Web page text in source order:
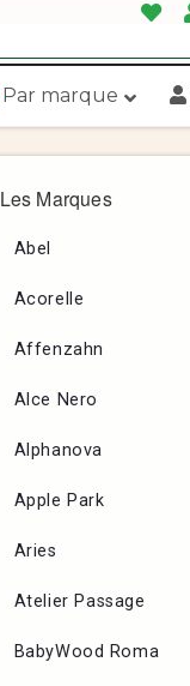
Par marque
Les Marques
Abel
Acorelle
Affenzahn
Alce Nero
Alphanova
Apple Park
Aries
Atelier Passage
BabyWood Roma